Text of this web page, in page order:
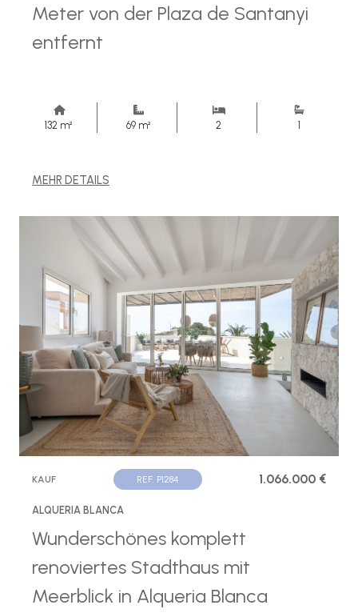
Meter von der Plaza de Santanyi
entfernt
132 m² 69 m² 2 1
MEHR DETAILS
KAUF REF. P1284 1.066.000 €
ALQUERIA BLANCA
Wunderschönes komplett
renoviertes Stadthaus mit
Meerblick in Alqueria Blanca